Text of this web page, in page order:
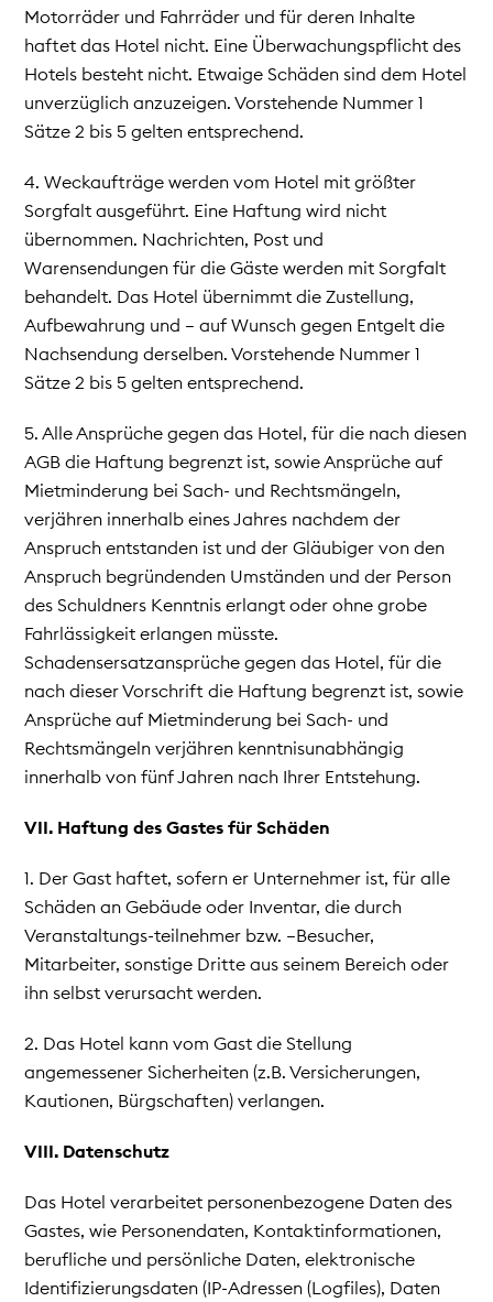
Motorräder und Fahrräder und für deren Inhalte
haftet das Hotel nicht. Eine Überwachungspflicht des
Hotels besteht nicht. Etwaige Schäden sind dem Hotel
unverzüglich anzuzeigen. Vorstehende Nummer 1
Sätze 2 bis 5 gelten entsprechend.
4. Weckaufträge werden vom Hotel mit größter
Sorgfalt ausgeführt. Eine Haftung wird nicht
übernommen. Nachrichten, Post und
Warensendungen für die Gäste werden mit Sorgfalt
behandelt. Das Hotel übernimmt die Zustellung,
Aufbewahrung und – auf Wunsch gegen Entgelt die
Nachsendung derselben. Vorstehende Nummer 1
Sätze 2 bis 5 gelten entsprechend.
5. Alle Ansprüche gegen das Hotel, für die nach diesen
AGB die Haftung begrenzt ist, sowie Ansprüche auf
Mietminderung bei Sach- und Rechtsmängeln,
verjähren innerhalb eines Jahres nachdem der
Anspruch entstanden ist und der Gläubiger von den
Anspruch begründenden Umständen und der Person
des Schuldners Kenntnis erlangt oder ohne grobe
Fahrlässigkeit erlangen müsste.
Schadensersatzansprüche gegen das Hotel, für die
nach dieser Vorschrift die Haftung begrenzt ist, sowie
Ansprüche auf Mietminderung bei Sach- und
Rechtsmängeln verjähren kenntnisunabhängig
innerhalb von fünf Jahren nach Ihrer Entstehung.
VII. Haftung des Gastes für Schäden
1. Der Gast haftet, sofern er Unternehmer ist, für alle
Schäden an Gebäude oder Inventar, die durch
Veranstaltungs-teilnehmer bzw. –Besucher,
Mitarbeiter, sonstige Dritte aus seinem Bereich oder
ihn selbst verursacht werden.
2. Das Hotel kann vom Gast die Stellung
angemessener Sicherheiten (z.B. Versicherungen,
Kautionen, Bürgschaften) verlangen.
VIII. Datenschutz
Das Hotel verarbeitet personenbezogene Daten des
Gastes, wie Personendaten, Kontaktinformationen,
berufliche und persönliche Daten, elektronische
Identifizierungsdaten (IP-Adressen (Logfiles), Daten